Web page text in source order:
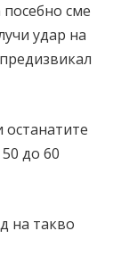
сме
удар на
останатите
до 60
на такво